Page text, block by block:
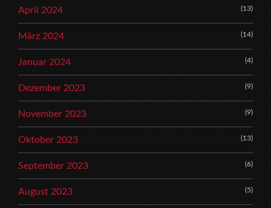
April 2024 (13)
März 2024 (14)
Januar 2024 (4)
Dezember 2023 (9)
November 2023 (9)
Oktober 2023 (13)
September 2023 (6)
August 2023 (5)